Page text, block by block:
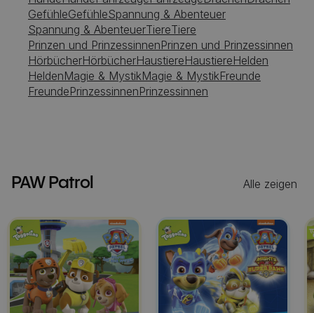
GefühleGefühleSpannung & Abenteuer
Spannung & AbenteuerTiereTiere
Prinzen und PrinzessinnenPrinzen und Prinzessinnen
HörbücherHörbücherHaustiereHaustiereHelden
HeldenMagie & MystikMagie & MystikFreunde
FreundePrinzessinnenPrinzessinnen
PAW Patrol Alle zeigen